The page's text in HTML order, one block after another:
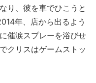
り、彼を車でひこうと
年、店から出るよう
催涙スプレーを浴びせ
クリスはゲームストッ